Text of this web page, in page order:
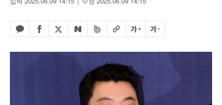
카카오톡 공유하기
페이스북 공유하기
엑스 공유하기
네이버 공유하기
밴드 공유하기
URL복사글자 크게글자 작게